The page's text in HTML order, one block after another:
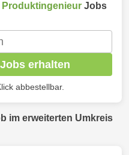
Produktingenieur Jobs
erhalten
abbestellbar.
im erweiterten Umkreis